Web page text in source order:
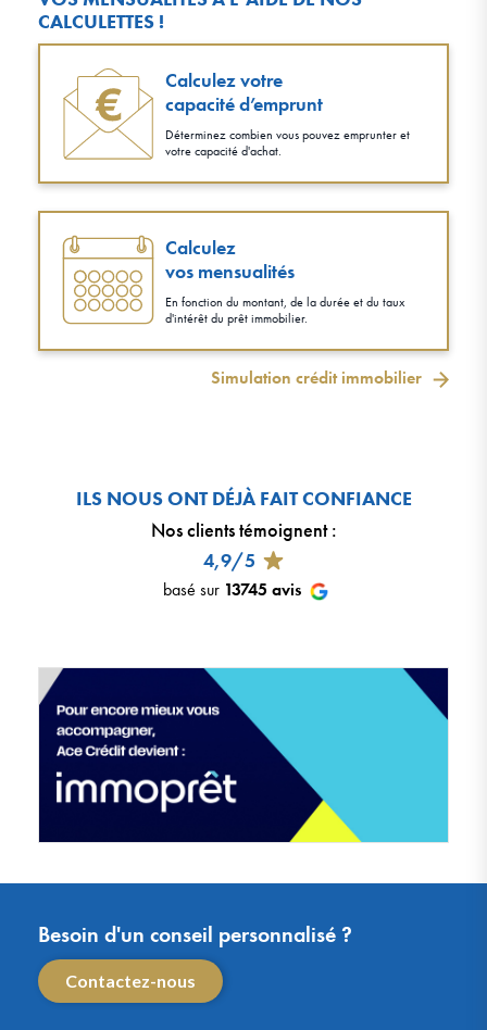
CALCULETTES !
Calculez votre
capacité d’emprunt
Déterminez combien vous pouvez emprunter et
votre capacité d'achat.
Calculez
vos mensualités
En fonction du montant, de la durée et du taux
d'intérêt du prêt immobilier.
Simulation crédit immobilier
ILS NOUS ONT DÉJÀ FAIT CONFIANCE
Nos clients témoignent:
4,9/5
basé sur 13745 avis
Besoin d'un conseil personnalisé ?
Contactez-nous